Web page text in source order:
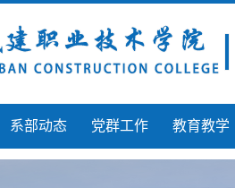
系部动态 党群工作 教育教学